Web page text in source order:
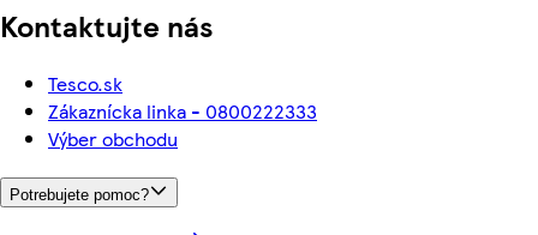
Kontaktujte nás
Tesco.sk
Zákaznícka linka - 0800222333
Výber obchodu
Potrebujete pomoc?